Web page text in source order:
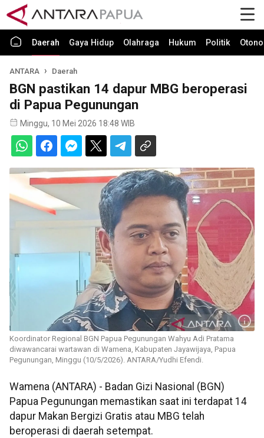
Daerah Gaya Hidup Olahraga Hukum Politik
ANTARA Daerah
BGN pastikan 14 dapur MBG beroperasi
di Papua Pegunungan
Minggu, 10 Mei 2026 18:48 WIB
Koordinator Regional BGN Papua Pegunungan Wahyu Adi Pratama
diwawancarai wartawan di Wamena, Kabupaten Jayawijaya, Papua
Pegunungan, Minggu (10/5/2026). ANTARA/Yudhi Efendi.
Wamena (ANTARA) - Badan Gizi Nasional (BGN)
Papua Pegunungan memastikan saat ini terdapat 14
dapur Makan Bergizi Gratis atau MBG telah
beroperasi di daerah setempat.